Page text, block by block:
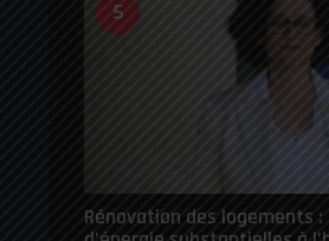
5
Rénovation des logements :